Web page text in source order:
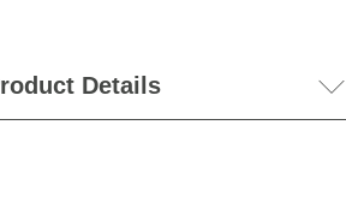
Details